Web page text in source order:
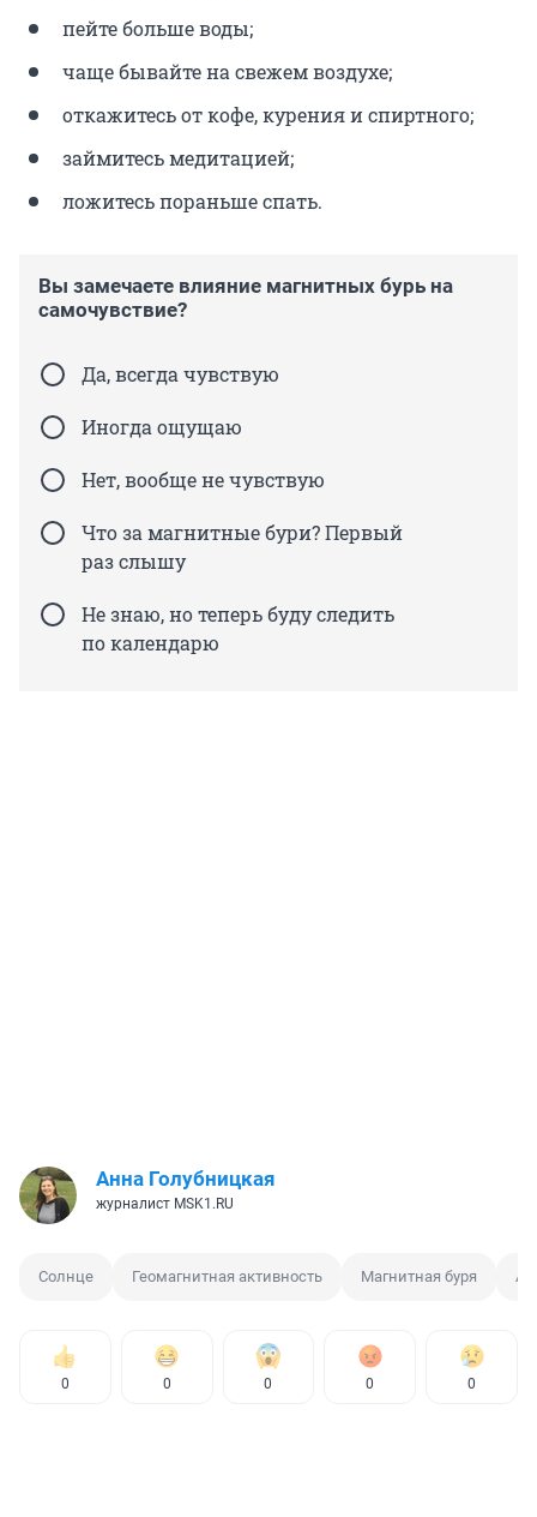
пейте больше воды;
чаще бывайте на свежем воздухе;
откажитесь от кофе, курения и спиртного;
займитесь медитацией;
ложитесь пораньше спать.
Вы замечаете влияние магнитных бурь на
самочувствие?
Да, всегда чувствую
Иногда ощущаю
Нет, вообще не чувствую
Что за магнитные бури? Первый
раз слышу
Не знаю, но теперь буду следить
по календарю
Анна Голубницкая
журналист MSK1.RU
Солнце Геомагнитная активность Магнитная буря
0 0 0 0 0